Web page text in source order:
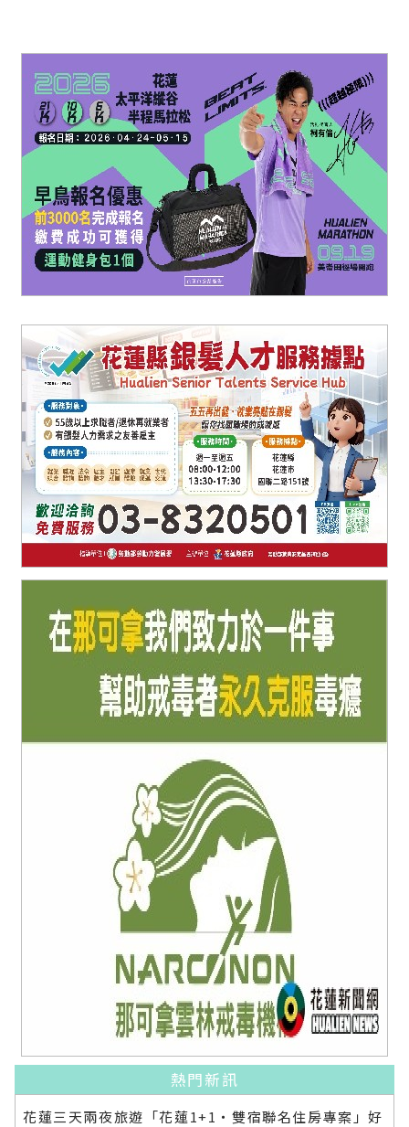
熱門新訊
花蓮三天兩夜旅遊「花蓮1+1‧雙宿聯名住房專案」好